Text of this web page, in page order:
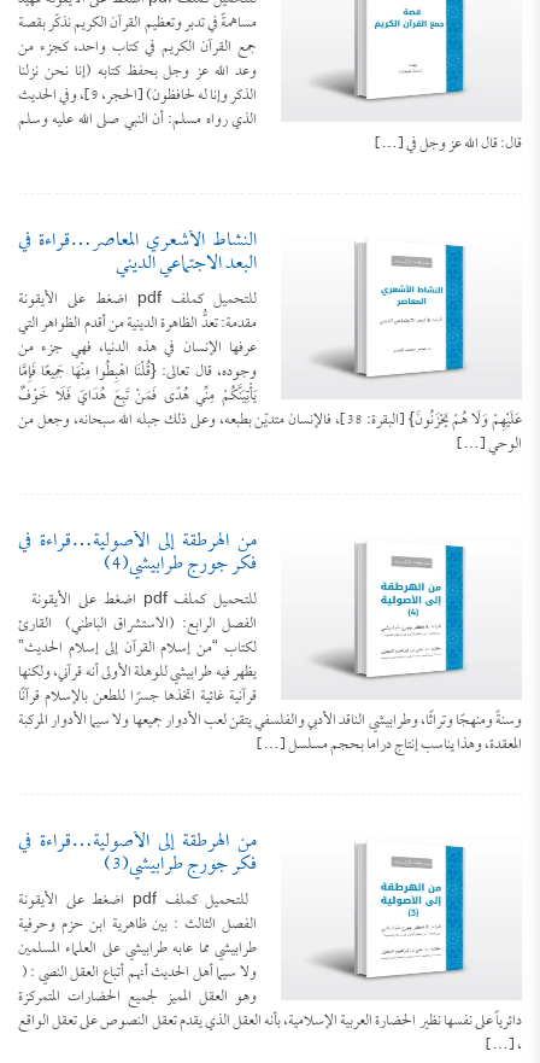
مساهمةً في تدبر وتعظيم القرآن الكريم نذكّر بقصة
جمع القرآن الكريم في كتاب واحد، كجزء من
وعد الله عز وجل بحفظ كتابه (إنا نحن نزلنا
الذكر وإنا له لحافظون) [الحجر، 9]، وفي الحديث
الذي رواه مسلم: أن النبي صلى الله عليه وسلم
قال: قال الله عز وجل في […]
النشاط الأشعري المعاصر…قراءة في
البعد الاجتماعي الديني
للتحميل كملف pdf اضغط على الأيقونة
مقدمة: تعدُّ الظاهرة الدينية من أقدم الظواهر التي
عرفها الإنسان في هذه الدنيا، فهي جزء من
وجوده، قال تعالى: {قُلْنَا اهْبِطُوا مِنْهَا جَمِيعًا فَإِمَّا
يَأْتِيَنَّكُمْ مِنِّي هُدًى فَمَنْ تَبِعَ هُدَايَ فَلَا خَوْفٌ
عَلَيْهِمْ وَلَا هُمْ يَحْزَنُونَ} [البقرة: 38]، فالإنسان متديّن بطبعه، وعلى ذلك جبله الله سبحانه، وجعل من
الوحي […]
من الهرطقة إلى الأصولية…قراءة في
فكر جورج طرابيشي(4)
للتحميل كملف pdf اضغط على الأيقونة
الفصل الرابع: (الاستشراق الباطني) القارئ
لكتاب “من إسلام القرآن إلى إسلام الحديث”
يظهر فيه طرابيشي للوهلة الأولى أنه قرآني، ولكنها
قرآنية غائية اتخذها جسرًا للطعن بالإسلام قرآنًا
وسنةً ومنهجًا وتراثًا، وطرابيشي الناقد الأدبي والفلسفي يتقن لعب الأدوار جميعها ولا سيما الأدوار المركبة
المعقدة، وهذا يناسب إنتاج دراما بحجم مسلسل […]
من الهرطقة إلى الأصولية…قراءة في
فكر جورج طرابيشي(3)
­ للتحميل كملف pdf اضغط على الأيقونة
الفصل الثالث : بين ظاهرية ابن حزم وحرفية
طرابيشي مما عابه طرابيشي على العلماء المسلمين
ولا سيما أهل الحديث أنهم أتباع العقل النصي : (
وهو العقل المميز لجميع الحضارات المتمركزة
دائرياً على نفسها نظير الحضارة العربية الإسلامية، بأنه العقل الذي يقدم تعقل النصوص على تعقل الواقع
، […]